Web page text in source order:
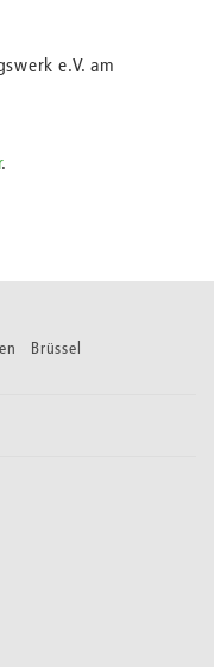
e.V. am
.
Brüssel